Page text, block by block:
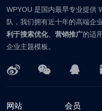
WPYOU 是国内最早专业提供
队，我们拥有近十年的高端企
利于搜索优化、营销推广的适
企业主题模板。
网站 会员